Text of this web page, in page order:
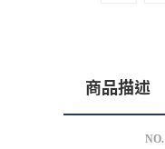
商品描述
NO.